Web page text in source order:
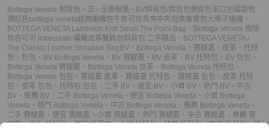
Bottega Veneta 側背包 、 正✨全新賠售✨BV斜背包/肩背包側背包束口包福袋包
酒紅色bottega veneta經典編織包牛皮可放長夾中夾短夾後背包大格子編織 、
BOTTEGA VENETA Lambskin Knit Small The Point Bag 、 Bottega Veneta 咖啡
棕色可可 Intrecciato 編織皮革雙肩包斜背包 二手精品 、 BOTTEGA VENETA /
The Classic Leather Shoulder Bag BV 、 Bottega Veneta 、 寶緹嘉 、 皮革 、 托特
包 、 包包 、 BV Bottega Veneta 、 BV 寶緹嘉 、 BV 皮革 、 BV 托特包 、 BV 包包 、
Bottega Veneta 寶緹嘉 、 Bottega Veneta 皮革 、 Bottega Veneta 托特包 、
Bottega Veneta 包包 、 寶緹嘉 皮革 、 寶緹嘉 托特包 、 寶緹嘉 包包 、 皮革 托特
包 、 皮革 包包 、 托特包 包包 、 二手 BV 、 便宜 BV 、 小資 BV 、 熱門 BV 、 中古
BV 、 推薦 BV 、 二手 Bottega Veneta 、 便宜 Bottega Veneta 、 小資 Bottega
Veneta 、 熱門 Bottega Veneta 、 中古 Bottega Veneta 、 推薦 Bottega Veneta 、
二手 寶緹嘉 、 便宜 寶緹嘉 、 小資 寶緹嘉 、 熱門 寶緹嘉 、 中古 寶緹嘉 、 推薦 寶
緹嘉、二手 托特包、便宜 托特包、小資 托特包、熱門 托特包、中古 托特包、推